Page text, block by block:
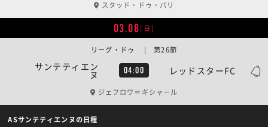
スタッド・ドゥ・パリ
03.08[日]
サンテティエン
ヌ 04:00 レッドスターFC
リーグ・ドゥ | 第26節
ジェフロワ＝ギシャール
ASサンテティエンヌの日程